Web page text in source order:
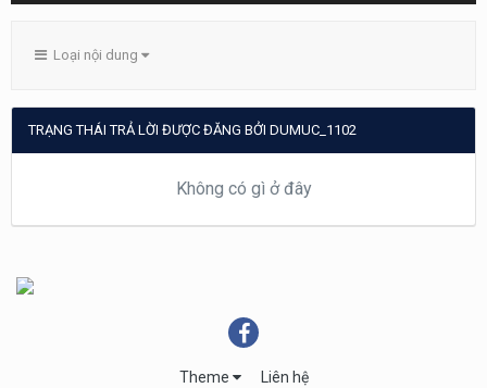
Loại nội dung
TRẠNG THÁI TRẢ LỜI ĐƯỢC ĐĂNG BỞI DUMUC_1102
Không có gì ở đây
Theme Liên hệ